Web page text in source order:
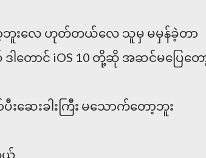
ာ့ဘူးလေ ဟုတ်တယ်လေ သူမှ မမှန်ခဲ့တာ
ါတောင် iOS 10 တို့ဆို အဆင်မပြေတေ
းဆေးခါးကြီး မသောက်တော့ဘူး
ယ်